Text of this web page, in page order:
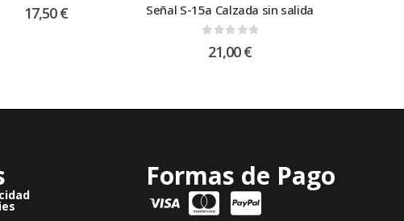
17,50€ Señal S-15a Calzada sin salida
21,00€
Formas de Pago